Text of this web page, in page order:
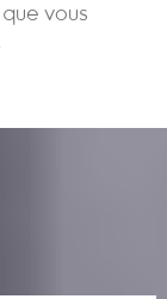
vous